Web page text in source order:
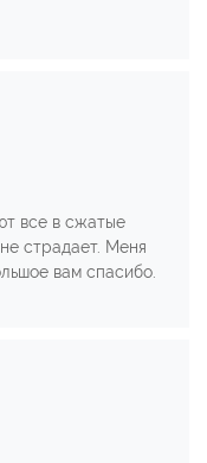
все в сжатые
страдает. Меня
вам спасибо.